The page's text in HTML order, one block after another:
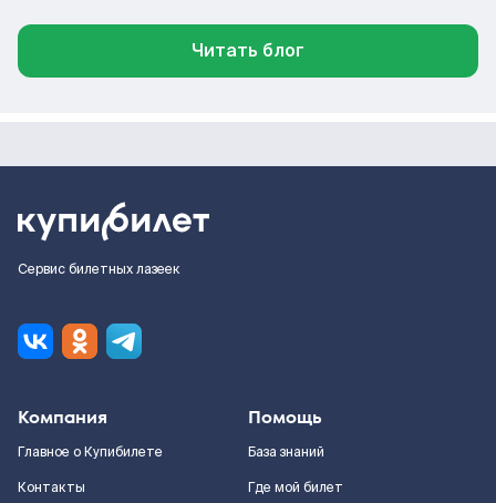
Читать блог
Сервис билетных лазеек
Компания
Главное о Купибилете
Контакты
Помощь
База знаний
Где мой билет